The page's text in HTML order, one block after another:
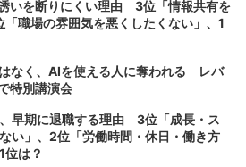
いを断りにくい理由 3位「情報共有を
職場の雰囲気を悪くしたくない」、1
なく、AIを使える人に奪われる レバ
特別講演会
早期に退職する理由 3位「成長・ス
い」、2位「労働時間・休日・働き方
位は？